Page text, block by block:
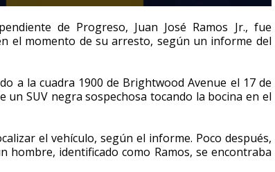
de Progreso, Juan José Ramos Jr., fue
el momento de su arresto, según un informe del
a la cuadra 1900 de Brightwood Avenue el 17 de
SUV negra sospechosa tocando la bocina en el
el vehículo, según el informe. Poco después,
hombre, identificado como Ramos, se encontraba